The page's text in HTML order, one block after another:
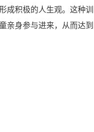
成积极的人生观。这种训
亲身参与进来，从而达到